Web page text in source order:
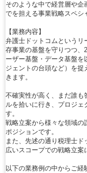
そのような中で経営層や企
でを担える事業戦略スペシ
【業務内容】
弁護士ドットコムというリ
存事業の基盤を守りつつ、
ーザー基盤・データ基盤
ジェントの台頭など）を
きます。
不確実性が高く、まだ誰も
ルを拾いに行き、プロジ
す。
戦略立案から様々な領域の
ポジションです。
また、先述の通り税理士ド
広いスコープでの戦略立案
以下の業務例の中からご